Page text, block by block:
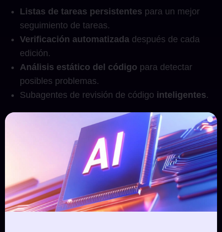
Listas de tareas persistentes para un mejor
seguimiento de tareas.
Verificación automatizada después de cada
edición.
Análisis estático del código para detectar
posibles problemas.
Subagentes de revisión de código inteligentes.
Además, Verdent soporta laresolución de tareas
y entrega un rendimiento estable al
elegir proveedores de modelos confiables. Los
primeros comentarios de los usuarios destacan el
diseño robusto del conjunto de herramientas y el
valor de lospuntos de control de calidad, como
la revisión del código.